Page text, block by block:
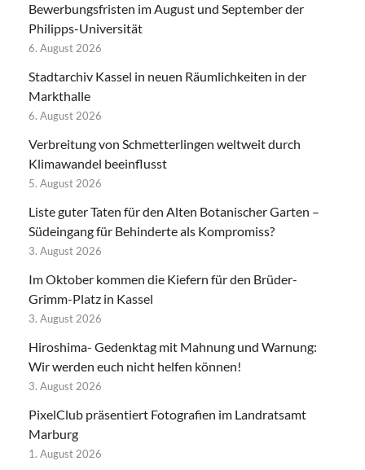
Bewerbungsfristen im August und September der
Philipps-Universität
6. August 2026
Stadtarchiv Kassel in neuen Räumlichkeiten in der
Markthalle
6. August 2026
Verbreitung von Schmetterlingen weltweit durch
Klimawandel beeinflusst
5. August 2026
Liste guter Taten für den Alten Botanischer Garten –
Südeingang für Behinderte als Kompromiss?
3. August 2026
Im Oktober kommen die Kiefern für den Brüder-
Grimm-Platz in Kassel
3. August 2026
Hiroshima- Gedenktag mit Mahnung und Warnung:
Wir werden euch nicht helfen können!
3. August 2026
PixelClub präsentiert Fotografien im Landratsamt
Marburg
1. August 2026